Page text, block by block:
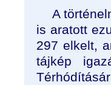
A
is aratott
297 elkelt,
tájkép